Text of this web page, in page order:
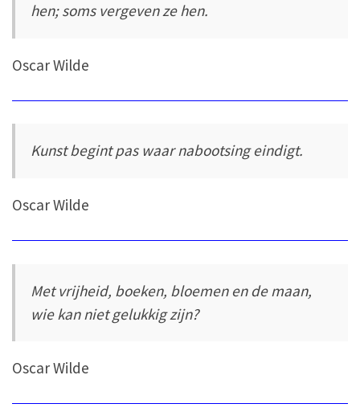
hen; soms vergeven ze hen.
Oscar Wilde
Kunst begint pas waar nabootsing eindigt.
Oscar Wilde
Met vrijheid, boeken, bloemen en de maan,
wie kan niet gelukkig zijn?
Oscar Wilde